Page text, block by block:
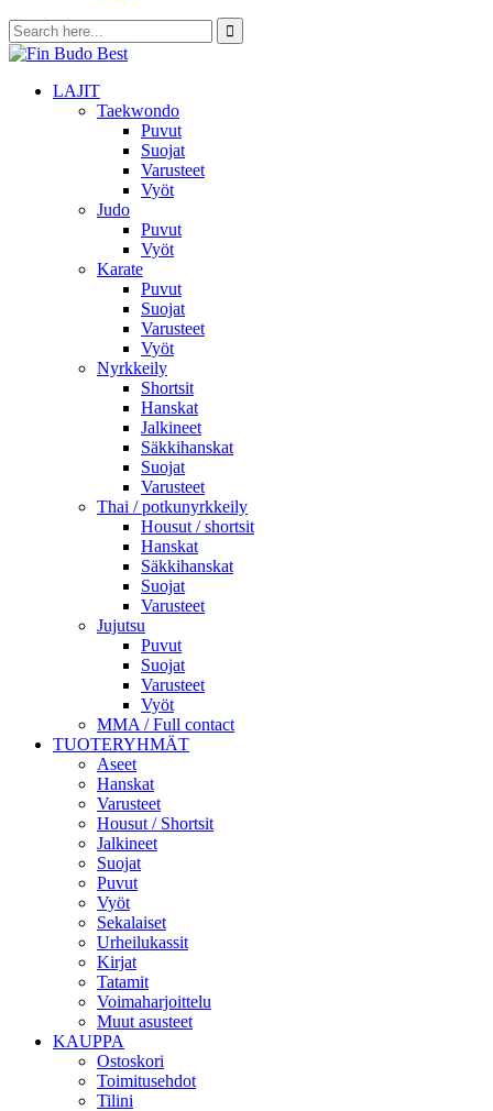
LAJIT
Taekwondo
Puvut
Suojat
Varusteet
Vyöt
Judo
Puvut
Vyöt
Karate
Puvut
Suojat
Varusteet
Vyöt
Nyrkkeily
Shortsit
Hanskat
Jalkineet
Säkkihanskat
Suojat
Varusteet
Thai / potkunyrkkeily
Housut / shortsit
Hanskat
Säkkihanskat
Suojat
Varusteet
Jujutsu
Puvut
Suojat
Varusteet
Vyöt
MMA / Full contact
TUOTERYHMÄT
Aseet
Hanskat
Varusteet
Housut / Shortsit
Jalkineet
Suojat
Puvut
Vyöt
Sekalaiset
Urheilukassit
Kirjat
Tatamit
Voimaharjoittelu
Muut asusteet
KAUPPA
Ostoskori
Toimitusehdot
Tilini